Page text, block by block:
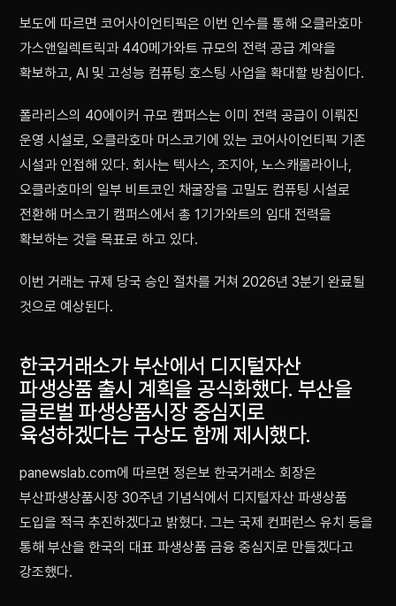
보도에 따르면 코어사이언티픽은 이번 인수를 통해 오클라호마
가스앤일렉트릭과 440메가와트 규모의 전력 공급 계약을
확보하고, AI 및 고성능 컴퓨팅 호스팅 사업을 확대할 방침이다.
폴라리스의 40에이커 규모 캠퍼스는 이미 전력 공급이 이뤄진
운영 시설로, 오클라호마 머스코기에 있는 코어사이언티픽 기존
시설과 인접해 있다. 회사는 텍사스, 조지아, 노스캐롤라이나,
오클라호마의 일부 비트코인 채굴장을 고밀도 컴퓨팅 시설로
전환해 머스코기 캠퍼스에서 총 1기가와트의 임대 전력을
확보하는 것을 목표로 하고 있다.
이번 거래는 규제 당국 승인 절차를 거쳐 2026년 3분기 완료될
것으로 예상된다.
한국거래소가 부산에서 디지털자산
파생상품 출시 계획을 공식화했다. 부산을
글로벌 파생상품시장 중심지로
육성하겠다는 구상도 함께 제시했다.
panewslab.com에 따르면 정은보 한국거래소 회장은
부산파생상품시장 30주년 기념식에서 디지털자산 파생상품
도입을 적극 추진하겠다고 밝혔다. 그는 국제 컨퍼런스 유치 등을
통해 부산을 한국의 대표 파생상품 금융 중심지로 만들겠다고
강조했다.